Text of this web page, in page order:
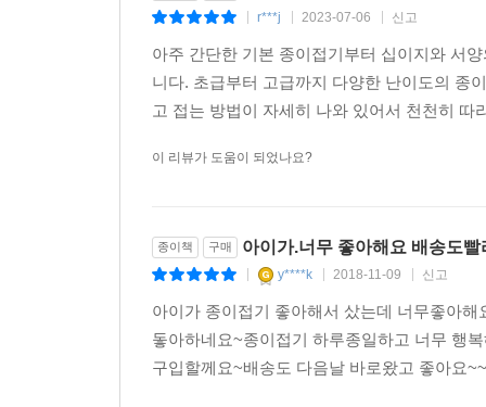
r***j 2023-07-06 신고
아주 간단한 기본 종이접기부터 십이지와 서
니다. 초급부터 고급까지 다양한 난이도의 종
고 접는 방법이 자세히 나와 있어서 천천히
이 리뷰가 도움이 되었나요?
종이책 구매 아이가.너무 좋아해요 배송도빨
y****k 2018-11-09 신고
아이가 종이접기 좋아해서 샀는데 너무좋아
돟아하네요~종이접기 하루종일하고 너무 행
구입할께요~배송도 다음날 바로왔고 좋아요